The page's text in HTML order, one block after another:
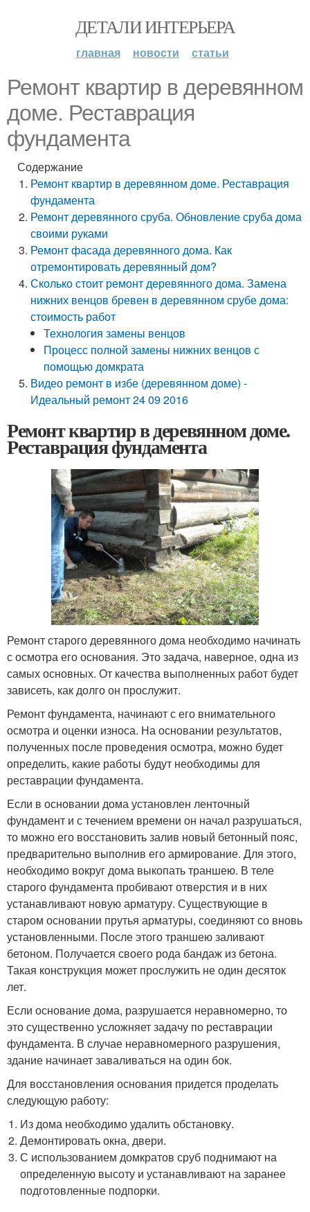
ДЕТАЛИ ИНТЕРЬЕРА
главная новости статьи
Ремонт квартир в деревянном
доме. Реставрация
фундамента
Содержание
Ремонт квартир в деревянном доме. Реставрация
фундамента
Ремонт деревянного сруба. Обновление сруба дома
своими руками
Ремонт фасада деревянного дома. Как
отремонтировать деревянный дом?
Сколько стоит ремонт деревянного дома. Замена
нижних венцов бревен в деревянном срубе дома:
стоимость работ
Технология замены венцов
Процесс полной замены нижних венцов с
помощью домкрата
Видео ремонт в избе (деревянном доме) -
Идеальный ремонт 24 09 2016
Ремонт квартир в деревянном доме.
Реставрация фундамента
Ремонт старого деревянного дома необходимо начинать
с осмотра его основания. Это задача, наверное, одна из
самых основных. От качества выполненных работ будет
зависеть, как долго он прослужит.
Ремонт фундамента, начинают с его внимательного
осмотра и оценки износа. На основании результатов,
полученных после проведения осмотра, можно будет
определить, какие работы будут необходимы для
реставрации фундамента.
Если в основании дома установлен ленточный
фундамент и с течением времени он начал разрушаться,
то можно его восстановить залив новый бетонный пояс,
предварительно выполнив его армирование. Для этого,
необходимо вокруг дома выкопать траншею. В теле
старого фундамента пробивают отверстия и в них
устанавливают новую арматуру. Существующие в
старом основании прутья арматуры, соединяют со вновь
установленными. После этого траншею заливают
бетоном. Получается своего рода бандаж из бетона.
Такая конструкция может прослужить не один десяток
лет.
Если основание дома, разрушается неравномерно, то
это существенно усложняет задачу по реставрации
фундамента. В случае неравномерного разрушения,
здание начинает заваливаться на один бок.
Для восстановления основания придется проделать
следующую работу:
Из дома необходимо удалить обстановку.
Демонтировать окна, двери.
С использованием домкратов сруб поднимают на
определенную высоту и устанавливают на заранее
подготовленные подпорки.